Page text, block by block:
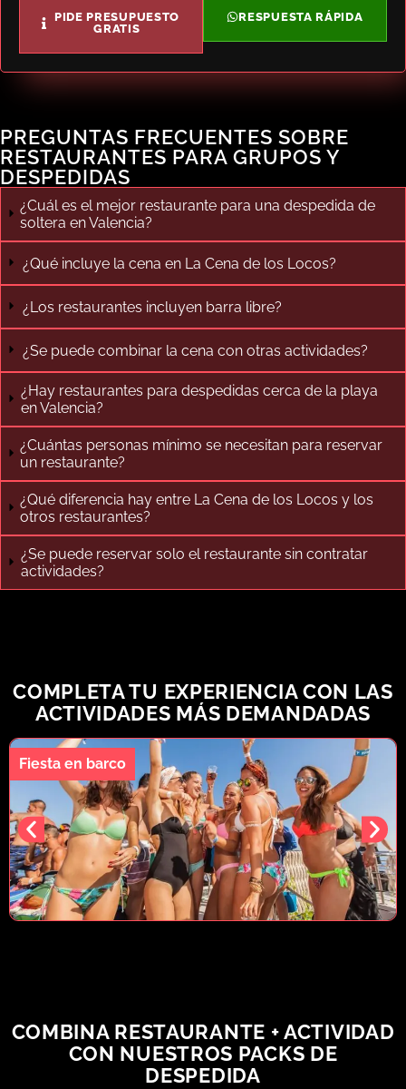
PIDE PRESUPUESTO
GRATIS
RESPUESTA RÁPIDA
PREGUNTAS FRECUENTES SOBRE
RESTAURANTES PARA GRUPOS Y
DESPEDIDAS
¿Cuál es el mejor restaurante para una despedida de
soltera en Valencia?
¿Qué incluye la cena en La Cena de los Locos?
¿Los restaurantes incluyen barra libre?
¿Se puede combinar la cena con otras actividades?
¿Hay restaurantes para despedidas cerca de la playa
en Valencia?
¿Cuántas personas mínimo se necesitan para reservar
un restaurante?
¿Qué diferencia hay entre La Cena de los Locos y los
otros restaurantes?
¿Se puede reservar solo el restaurante sin contratar
actividades?
COMPLETA TU EXPERIENCIA CON LAS
ACTIVIDADES MÁS DEMANDADAS
Fiesta en barco
COMBINA RESTAURANTE + ACTIVIDAD
CON NUESTROS PACKS DE
DESPEDIDA